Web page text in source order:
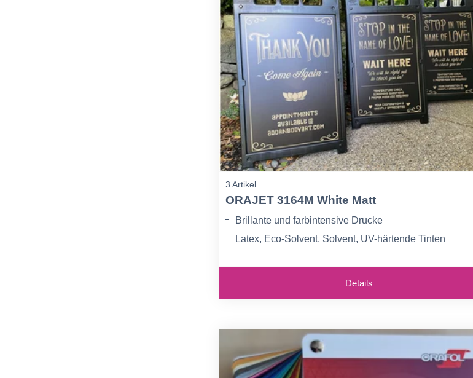
3 Artikel
ORAJET 3164M White Matt
Brillante und farbintensive Drucke
Latex, Eco-Solvent, Solvent, UV-härtende Tinten
Details